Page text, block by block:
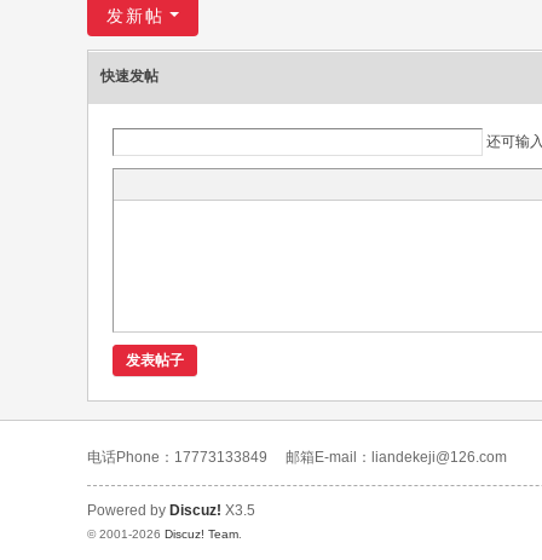
发新帖
快速发帖
还可输入
发表帖子
电话Phone：17773133849 邮箱E-mail：liandekeji@126.com
Powered by Discuz! X3.5
© 2001-2026 Discuz! Team